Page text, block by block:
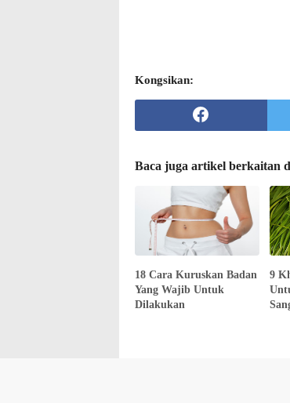
Kongsikan:
Baca juga artikel berkaitan
18 Cara Kuruskan Badan
Yang Wajib Untuk
Dilakukan
9